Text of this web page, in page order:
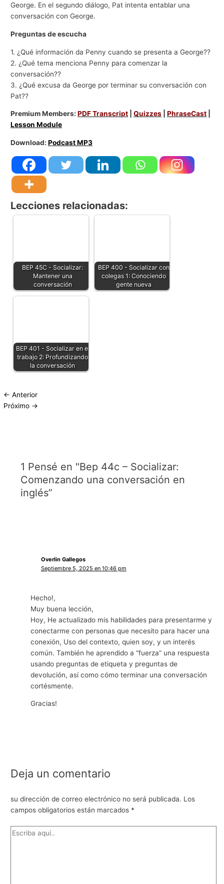
George. En el segundo diálogo, Pat intenta entablar una
conversación con George.
Preguntas de escucha
1. ¿Qué información da Penny cuando se presenta a George??
2. ¿Qué tema menciona Penny para comenzar la
conversación??
3. ¿Qué excusa da George por terminar su conversación con
Pat??
Premium Members:PDF Transcript |Quizzes |PhraseCast
Lesson Module
Download:Podcast MP3
Lecciones relacionadas:
BEP 45C - Socializar:
Mantener una
conversación
BEP 400 - Socializar con
colegas 1: Conociendo
gente nueva
BEP 401 - Socializar en el
trabajo 2: Profundizando
la conversación
← Anterior
Próximo →
1 Pensé en "Bep 44c – Socializar:
Comenzando una conversación en
inglés”
Overlin Gallegos
Septiembre 5, 2025 en 10:46 pm
Hecho!,
Muy buena lección,
Hoy, He actualizado mis habilidades para presentarme y
conectarme con personas que necesito para hacer una
conexión, Uso del contexto, quien soy, y un interés
común. También he aprendido a “fuerza” una respuesta
usando preguntas de etiqueta y preguntas de
devolución, así como cómo terminar una conversación
cortésmente.
Gracias!
Deja un comentario
su dirección de correo electrónico no será publicada. Los
campos obligatorios están marcados *